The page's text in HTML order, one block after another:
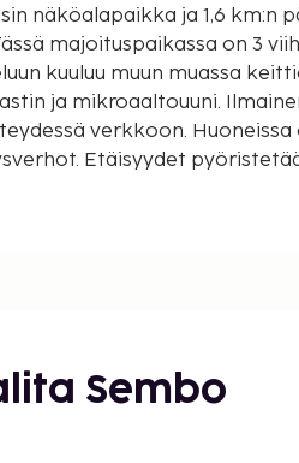
näköalapaikka ja 1,6 km:n
majoituspaikassa on 3
kuuluu muun muassa
ja mikroaaltouuni.
verkkoon. Huoneissa
Etäisyydet
mi
Sembo